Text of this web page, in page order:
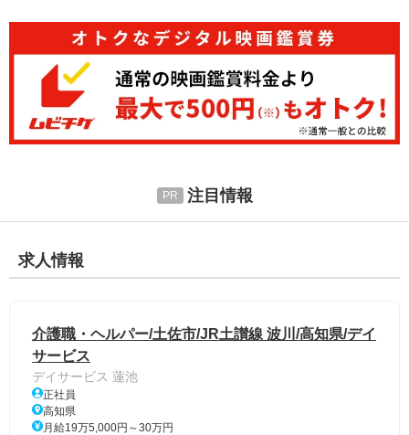
注目情報
求人情報
介護職・ヘルパー/土佐市/JR土讃線 波川/高知県/デイ
サービス
デイサービス 蓮池
正社員
高知県
月給19万5,000円～30万円